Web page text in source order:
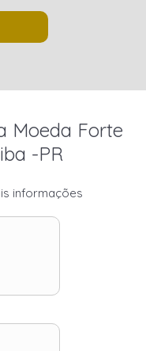
Moeda Forte
-PR
informações